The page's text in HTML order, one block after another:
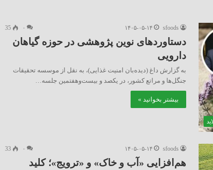
sfoods ۱۴۰۵-۰۵-۱۴ ۰ 35
دستاوردهای نوین پژوهشی در حوزه گیاهان
دارویی
به گزارش داغ (دیده‌بان امنیت غذایی)، به نقل از موسسه تحقیقات
جنگل‌ها و مراتع کشور، در یکصد و بیست‌وهفتمین جلسه…
بیشتر بخوانید »
sfoods ۱۴۰۵-۰۵-۱۴ ۰ 33
هم‌افزایی «آب و خاک» و «ترویج»؛ کلید